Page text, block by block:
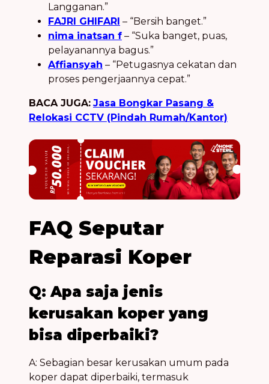
Langganan.”
FAJRI GHIFARI – “Bersih banget.”
nima inatsan f – “Suka banget, puas,
pelayanannya bagus.”
Affiansyah – “Petugasnya cekatan dan
proses pengerjaannya cepat.”
BACA JUGA: Jasa Bongkar Pasang &
Relokasi CCTV (Pindah Rumah/Kantor)
FAQ Seputar
Reparasi Koper
Q: Apa saja jenis
kerusakan koper yang
bisa diperbaiki?
A: Sebagian besar kerusakan umum pada
koper dapat diperbaiki, termasuk